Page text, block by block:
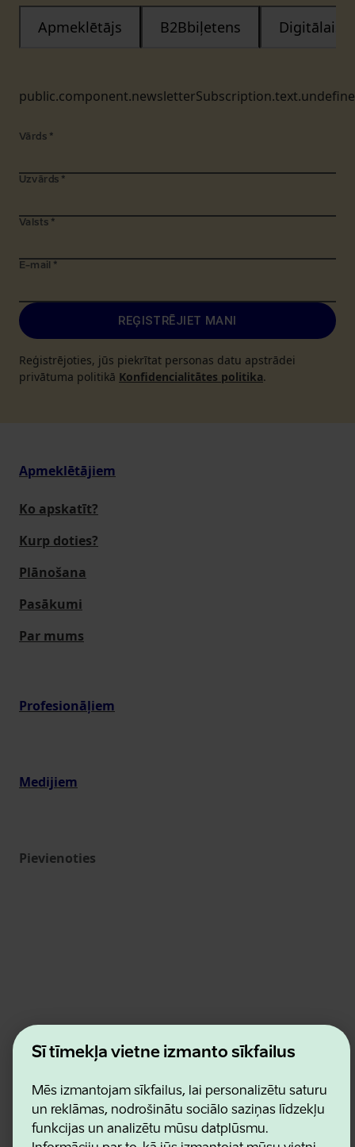
Šī tīmekļa vietne izmanto sīkfailus
Mēs izmantojam sīkfailus, lai personalizētu saturu
un reklāmas, nodrošinātu sociālo saziņas līdzekļu
funkcijas un analizētu mūsu datplūsmu.
Apmeklētājs B2Bbiļetens Digitālais
Vārds *
Uzvārds *
Valsts *
E-mail *
REĢISTRĒJIET MANI
Reģistrējoties, jūs piekrītat personas datu apstrādei
privātuma politikā Konfidencialitātes politika.
Apmeklētājiem
Ko apskatīt?
Kurp doties?
Plānošana
Pasākumi
Par mums
Profesionāļiem
Medijiem
Pievienoties
Estonian Business and Innovation Agency
Kontakti
Lietošanas noteikumi
Sīkdatņu un konfidencialitātes politika